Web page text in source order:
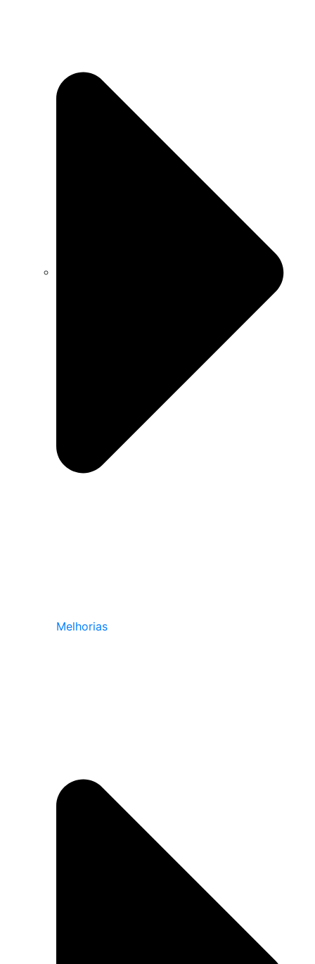
Melhorias